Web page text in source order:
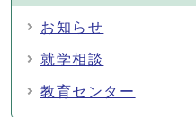
お知らせ
就学相談
教育センター